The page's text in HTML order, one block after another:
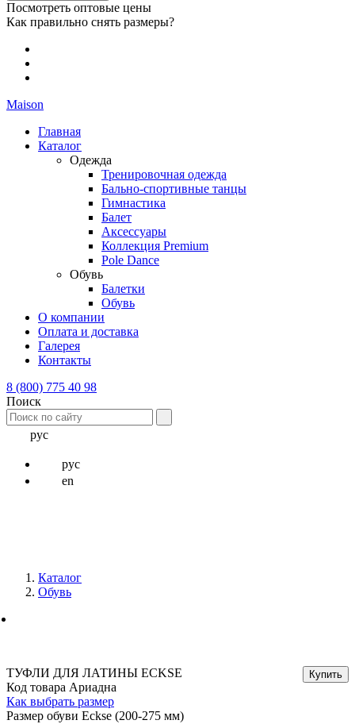
Посмотреть оптовые цены
Как правильно снять размеры?
Maison
Главная
Каталог
Одежда
Тренировочная одежда
Бально-спортивные танцы
Гимнастика
Балет
Аксессуары
Коллекция Premium
Pole Dance
Обувь
Балетки
Обувь
О компании
Оплата и доставка
Галерея
Контакты
8 (800) 775 40 98
Поиск
рус
рус
en
Каталог
Обувь
ТУФЛИ ДЛЯ ЛАТИНЫ ECKSE
Код товара Ариадна
Как выбрать размер
Размер обуви Eckse (200-275 мм)